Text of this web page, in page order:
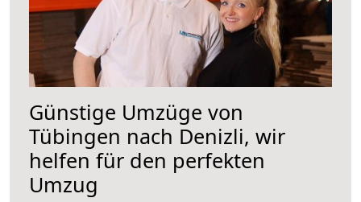
Günstige Umzüge von
Tübingen nach Denizli, wir
helfen für den perfekten
Umzug